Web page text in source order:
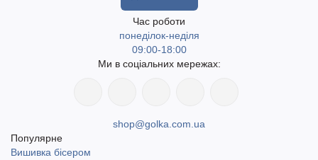
Час роботи
понеділок-неділя
09:00-18:00
Ми в соціальних мережах:
shop@golka.com.ua
Популярне
Вишивка бісером